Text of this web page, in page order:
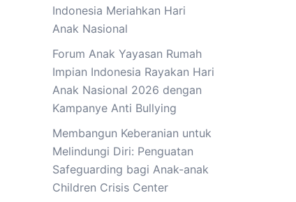
Indonesia Meriahkan Hari
Anak Nasional
Forum Anak Yayasan Rumah
Impian Indonesia Rayakan Hari
Anak Nasional 2026 dengan
Kampanye Anti Bullying
Membangun Keberanian untuk
Melindungi Diri: Penguatan
Safeguarding bagi Anak-anak
Children Crisis Center